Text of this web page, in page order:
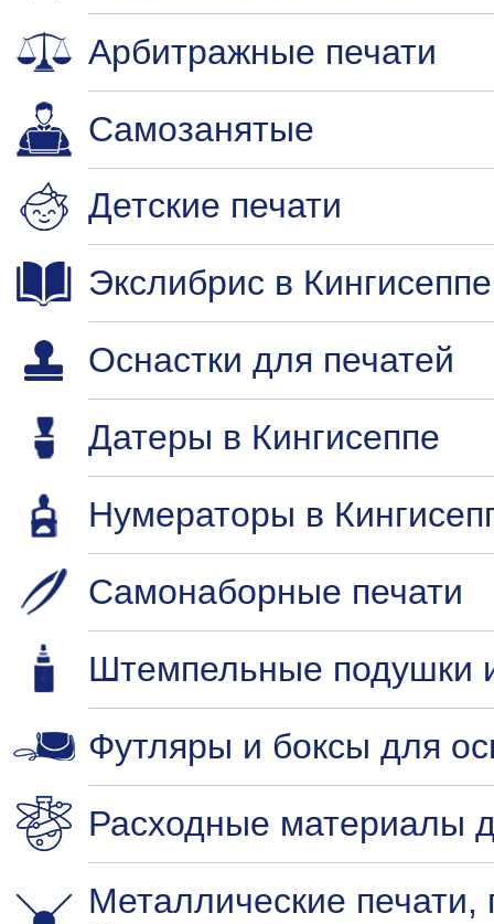
Арбитражные печати
Самозанятые
Детские печати
Экслибрис в Кингисеппе
Оснастки для печатей
Датеры в Кингисеппе
Нумераторы в
Самонаборные печати
Штемпельные подушки
Футляры и боксы для
Расходные материалы
Металлические